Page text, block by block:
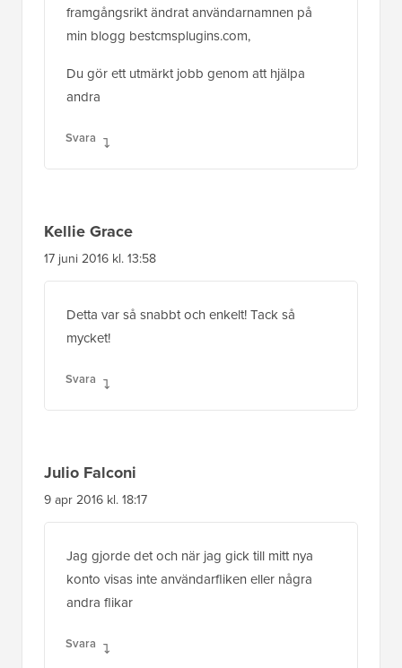
framgångsrikt ändrat användarnamnen på
min blogg bestcmsplugins.com,
Du gör ett utmärkt jobb genom att hjälpa
andra
Svara
Kellie Grace
17 juni 2016 kl. 13:58
Detta var så snabbt och enkelt! Tack så
mycket!
Svara
Julio Falconi
9 apr 2016 kl. 18:17
Jag gjorde det och när jag gick till mitt nya
konto visas inte användarfliken eller några
andra flikar
Svara